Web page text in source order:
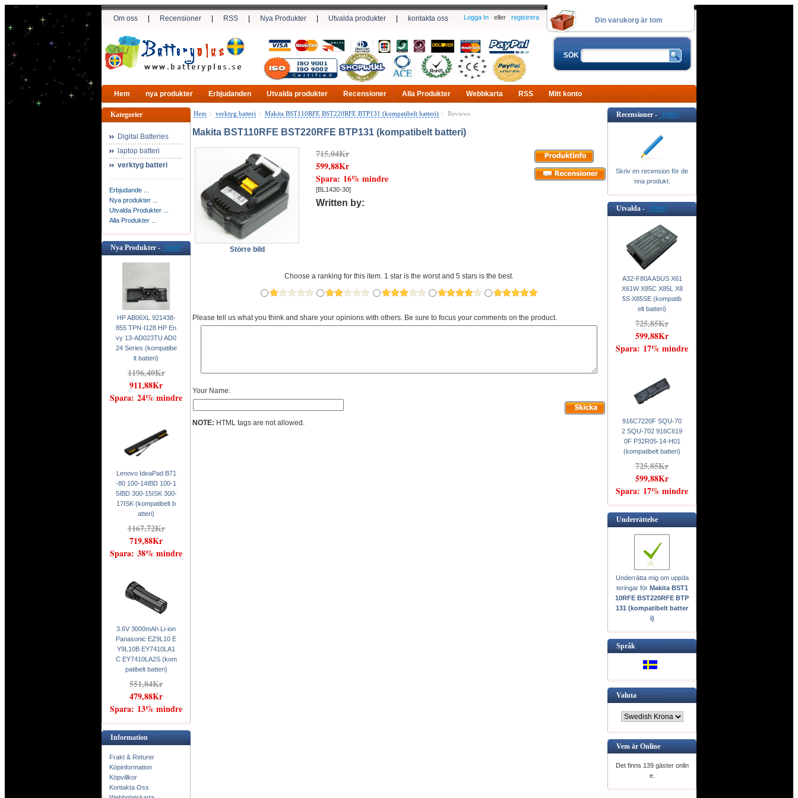
Om oss Recensioner RSS Nya Produkter Utvalda produkter kontakta oss Din varukorg är tom
Logga In eller registrera
SÖK
Hem nya produkter Erbjudanden Utvalda produkter Recensioner Alla Produkter Webbkarta RSS Mitt konto
Kategorier
Digital Batteries
laptop batteri
verktyg batteri
Erbjudande ...
Nya produkter ...
Utvalda Produkter ...
Alla Produkter ...
Nya Produkter - [mer]
HP AB06XL 921438-
855 TPN-I128 HP En
vy 13-AD023TU AD0
24 Series (kompatibe
lt batteri)
1196,40Kr
911,88Kr
Spara: 24% mindre
Lenovo IdeaPad B71
-80 100-14IBD 100-1
5IBD 300-15ISK 300-
17ISK (kompatibelt b
atteri)
1167,72Kr
719,88Kr
Spara: 38% mindre
3.6V 3000mAh Li-ion
Panasonic EZ9L10 E
Y9L10B EY7410LA1
C EY7410LA2S (kom
patibelt batteri)
551,84Kr
479,88Kr
Spara: 13% mindre
Information
Frakt & Returer
Köpinformation
Köpvillkor
Kontakta Oss
Hem :: verktyg batteri :: Makita BST110RFE BST220RFE BTP131 (kompatibelt batteri) :: Reviews
Makita BST110RFE BST220RFE BTP131 (kompatibelt batteri)
Större bild
715,04Kr
599,88Kr
Spara: 16% mindre
[BL1430-30]
Written by:
Choose a ranking for this item. 1 star is the worst and 5 stars is the best.
Please tell us what you think and share your opinions with others. Be sure to focus your comments on the product.
Your Name:
NOTE: HTML tags are not allowed.
Recensioner - [mer]
Skriv en recension för de
nna produkt.
Utvalda - [mer]
A32-F80A ASUS X61
X61W X85C X85L X8
5S X85SE (kompatib
elt batteri)
725,85Kr
599,88Kr
Spara: 17% mindre
916C7220F SQU-70
2 SQU-702 916C619
0F P32R05-14-H01
(kompatibelt batteri)
725,85Kr
599,88Kr
Spara: 17% mindre
Underrättelse
Underrätta mig om uppda
teringar för Makita BST1
10RFE BST220RFE BTP
131 (kompatibelt batter
i)
Språk
Valuta
Vem är Online
Det finns 139 gäster onlin
e.